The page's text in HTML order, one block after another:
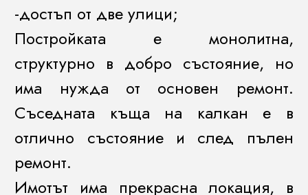
-достъп от две улици;
Постройката е монолитна,
структурно в добро състояние, но
има нужда от основен ремонт.
Съседната къща на калкан е в
отлично състояние и след пълен
ремонт.
Имотът има прекрасна локация, в